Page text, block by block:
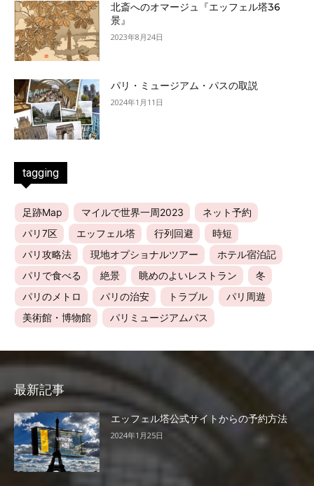
北斎へのオマージュ『エッフェル塔36
景』
2023年8月24日
パリ・ミュージアム・パスの取説
2024年1月11日
tagging
足跡Map マイルで世界一周2023
ネット予約
パリ7区
エッフェル塔 行列回避
時短
パリ攻略法
現地オプショナルツアー
ホテル宿泊記
パリで食べる
絶景 眺めのよいレストラン
冬
パリのメトロ
パリの治安 トラブル
パリ周遊
美術館・博物館
パリミュージアムパス
最新記事
エッフェル塔公式サイトからの予約方法
2024年1月25日